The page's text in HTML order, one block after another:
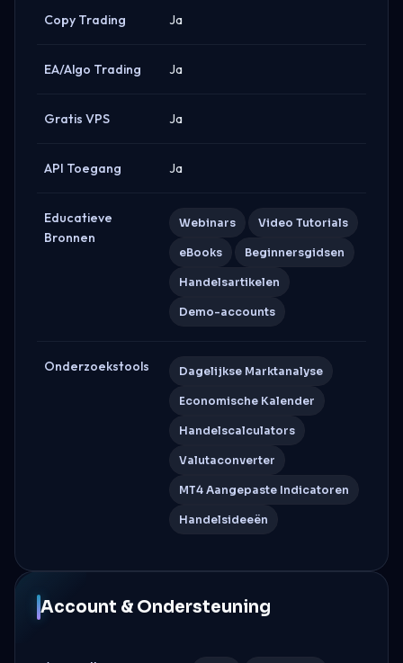
Copy Trading Ja
EA/Algo Trading Ja
Gratis VPS Ja
API Toegang Ja
Educatieve
Bronnen
Webinars Video Tutorials
eBooks Beginnersgidsen
Handelsartikelen
Demo-accounts
Onderzoekstools Dagelijkse Marktanalyse
Economische Kalender
Handelscalculators
Valutaconverter
MT4 Aangepaste Indicatoren
Handelsideeën
Account & Ondersteuning